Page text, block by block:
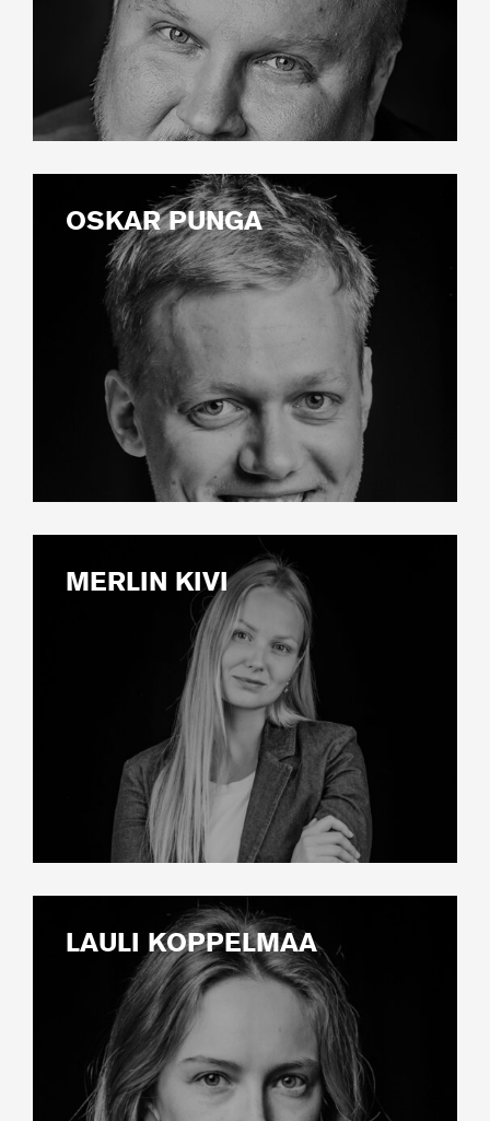
OSKAR PUNGA
MERLIN KIVI
LAULI KOPPELMAA